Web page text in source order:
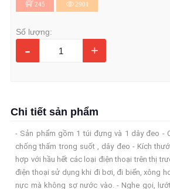
245 2901
Số lượng:
- +
Chi tiết sản phẩm
- Sản phẩm gồm 1 túi đựng và 1 dây đeo -
chống thấm trong suốt , dây đeo - Kích
hợp với hầu hết các loại điện thoại trên thị
điện thoại sử dụng khi đi bơi, đi biển, xông
nực mà không sợ nước vào. - Nghe gọi,